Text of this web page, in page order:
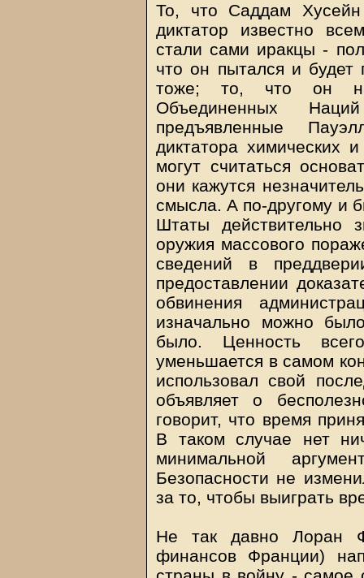
То, что Саддам
диктатор известно
стали сами иракцы -
что он пытался и будет
тоже; то, что он
Объединенных
предъявленные
диктатора химических
могут считаться
они кажутся
смысла. А по-другому и
Штаты действительно
оружия массового
сведений в
предоставлении
обвинения
изначально можно
было. Ценность
уменьшается в самом
использовал свой
объявляет о
говорит, что время
В таком случае нет
минимальной
Безопасности не
за то, чтобы выиграть
Не так давно Лоран
финансов Франции)